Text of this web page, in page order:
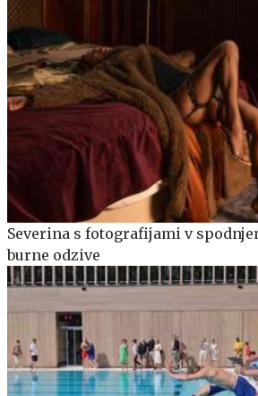
Severina s fotografijami v
burne odzive